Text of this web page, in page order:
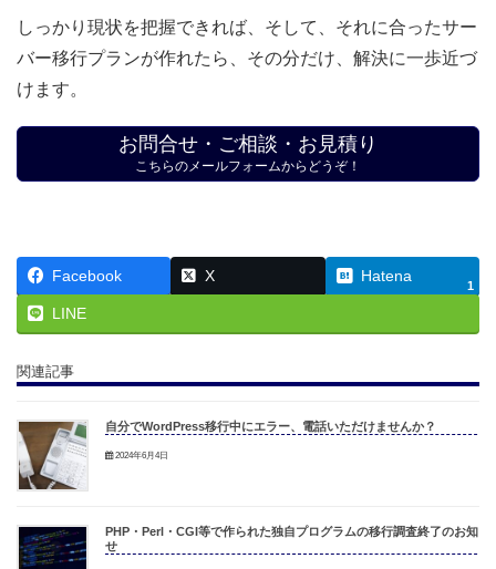
しっかり現状を把握できれば、そして、それに合ったサー
バー移行プランが作れたら、その分だけ、解決に一歩近づ
けます。
お問合せ・ご相談・お見積り
こちらのメールフォームからどうぞ！
Facebook X Hatena
1
LINE
関連記事
自分でWordPress移行中にエラー、電話いただけませんか？
2024年6月4日
PHP・Perl・CGI等で作られた独自プログラムの移行調査終了のお知ら
せ